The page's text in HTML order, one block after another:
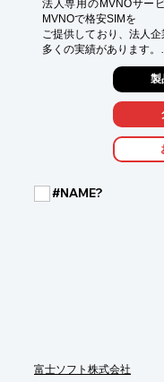
法人専用のMVNOサー
MVNOで格安SIMを
ご提供しており、法人
多くの実績があります。
当資料では、MVNOサ
詳しくご紹介しており
“MVNOの現状”や
製
#NAME?
富士ソフト株式会社